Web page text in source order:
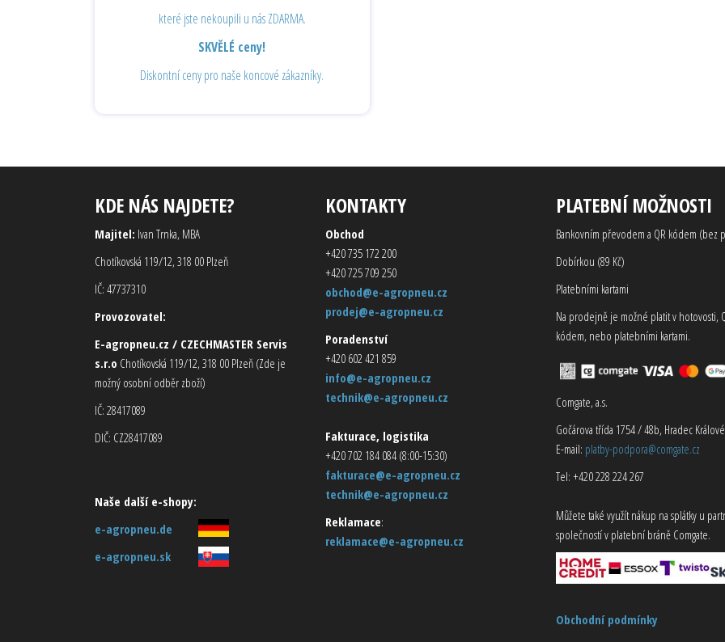
které jste nekoupili u nás ZDARMA.
SKVĚLÉ ceny!
Diskontní ceny pro naše koncové zákazníky.
KDE NÁS NAJDETE?
Majitel: Ivan Trnka, MBA
Chotíkovská 119/12, 318 00 Plzeň
IČ: 47737310
Provozovatel:
E-agropneu.cz / CZECHMASTER Servis
s.r.o Chotíkovská 119/12, 318 00 Plzeň (Zde je
možný osobní odběr zboží)
IČ: 28417089
DIČ: CZ28417089
Naše další e-shopy:
e-agropneu.de
e-agropneu.sk
KONTAKTY
Obchod
+420 735 172 200
+420 725 709 250
obchod@e-agropneu.cz
prodej@e-agropneu.cz
Poradenství
+420 602 421 859
info@e-agropneu.cz
technik@e-agropneu.cz
Fakturace, logistika
+420 702 184 084 (8:00-15:30)
fakturace@e-agropneu.cz
technik@e-agropneu.cz
Reklamace:
reklamace@e-agropneu.cz
PLATEBNÍ MOŽNOSTI
Bankovním převodem a QR kódem (bez
Dobírkou (89 Kč)
Platebními kartami
Na prodejně je možné platit v hotovosti,
kódem, nebo platebními kartami.
Comgate, a.s.
Gočárova třída 1754 / 48b, Hradec Králové
E-mail: platby-podpora@comgate.cz
Tel: +420 228 224 267
Můžete také využít nákup na splátky u
společností v platební bráně Comgate.
Obchodní podmínky